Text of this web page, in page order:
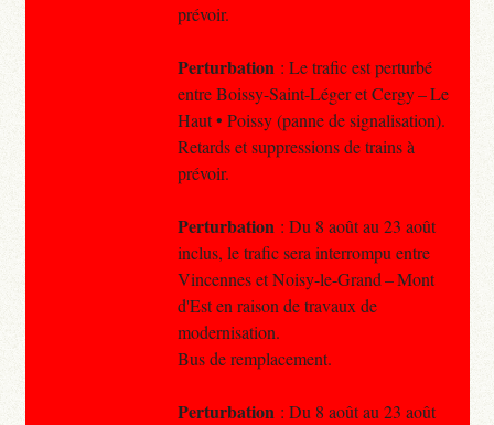
prévoir.
Perturbation : Le trafic est perturbé
entre Boissy-Saint-Léger et Cergy – Le
Haut • Poissy (panne de signalisation).
Retards et suppressions de trains à
prévoir.
Perturbation : Du 8 août au 23 août
inclus, le trafic sera interrompu entre
Vincennes et Noisy-le-Grand – Mont
d'Est en raison de travaux de
modernisation.
Bus de remplacement.
Perturbation : Du 8 août au 23 août